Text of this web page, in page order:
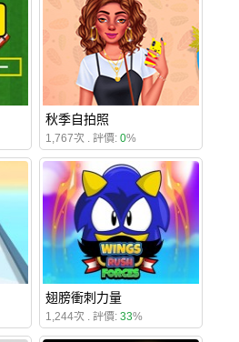
秋季自拍照
1,767次 . 評價: 0%
翅膀衝刺力量
1,244次 . 評價: 33%